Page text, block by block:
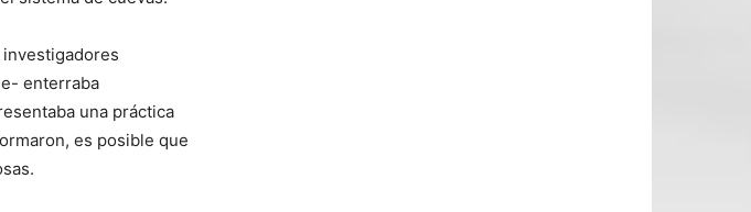
enterraba
una práctica
es posible que